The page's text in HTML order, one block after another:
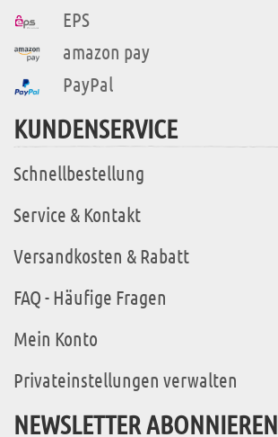
EPS
amazon pay
PayPal
KUNDENSERVICE
Schnellbestellung
Service & Kontakt
Versandkosten & Rabatt
FAQ - Häufige Fragen
Mein Konto
Privateinstellungen verwalten
NEWSLETTER ABONNIEREN